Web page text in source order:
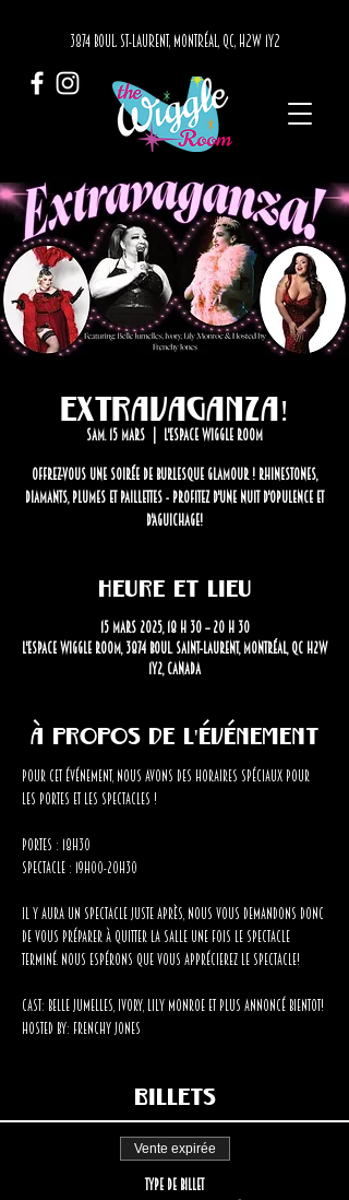
3874 BOUL. ST-LAURENT, MONTRÉAL, QC, H2W 1Y2
Extravaganza!
sam. 15 mars L'Espace Wiggle Room
Offrez-vous une soirée de burlesque glamour ! Rhinestones,
diamants, plumes et paillettes - profitez d'une nuit d'opulence et
d'aguichage!
Heure et lieu
15 mars 2025, 18 h 30 – 20 h 30
L'Espace Wiggle Room, 3874 Boul. Saint-Laurent, Montréal, QC H2W
1Y2, Canada
À propos de l'événement
Pour cet événement, nous avons des horaires spéciaux pour
les portes et les spectacles !
Portes : 18h30
Spectacle : 19h00-20h30
Il y aura un spectacle juste après, nous vous demandons donc
de vous préparer à quitter la salle une fois le spectacle
terminé. Nous espérons que vous apprécierez le spectacle!
Cast: Belle Jumelles, Ivory, Lily Monroe et plus annoncé bientot!
Hosted by: Frenchy Jones
Billets
Vente expirée
Type de billet